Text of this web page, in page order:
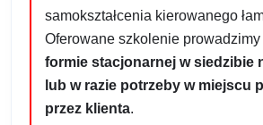
samokształcenia kierowanego
Oferowane szkolenie prowadzimy
formie stacjonarnej w siedzibie
lub w razie potrzeby w miejscu
przez klienta.